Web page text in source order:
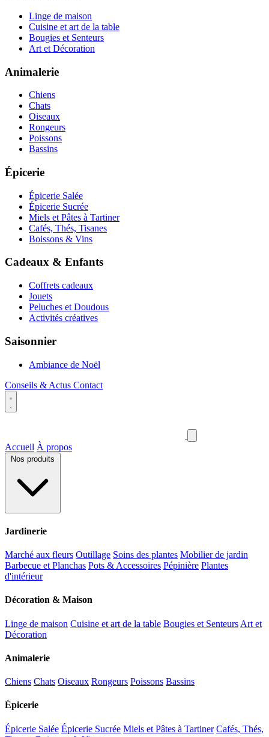
Linge de maison
Cuisine et art de la table
Bougies et Senteurs
Art et Décoration
Animalerie
Chiens
Chats
Oiseaux
Rongeurs
Poissons
Bassins
Épicerie
Épicerie Salée
Épicerie Sucrée
Miels et Pâtes à Tartiner
Cafés, Thés, Tisanes
Boissons & Vins
Cadeaux & Enfants
Coffrets cadeaux
Jouets
Peluches et Doudous
Activités créatives
Saisonnier
Ambiance de Noël
Conseils & Actus Contact
Accueil À propos
Nos produits
Jardinerie
Marché aux fleurs Outillage Soins des plantes Mobilier de jardin
Barbecue et Planchas Pots & Accessoires Pépinière Plantes
d'intérieur
Décoration & Maison
Linge de maison Cuisine et art de la table Bougies et Senteurs Art et
Décoration
Animalerie
Chiens Chats Oiseaux Rongeurs Poissons Bassins
Épicerie
Épicerie Salée Épicerie Sucrée Miels et Pâtes à Tartiner Cafés, Thés,